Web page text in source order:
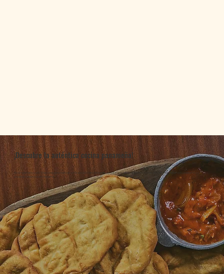
¡Descubre la auténtica cocina panameña!
Acompáñanos a El Trapiche para realizar un viaje culinario a través de los ricos sabores y tradiciones de Panamá. Reserva tu mesa hoy y
prueba la esencia de Panamá.